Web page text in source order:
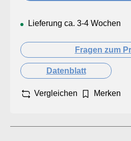
Lieferung ca. 3-4 Wochen
Fragen zum
Datenblatt
Vergleichen Merken